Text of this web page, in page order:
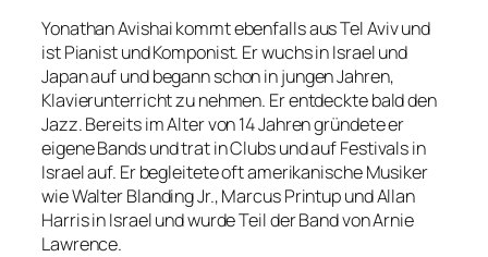
Yonathan Avishai kommt ebenfalls aus Tel Aviv und
ist Pianist und Komponist. Er wuchs in Israel und
Japan auf und begann schon in jungen Jahren,
Klavierunterricht zu nehmen. Er entdeckte bald den
Jazz. Bereits im Alter von 14 Jahren gründete er
eigene Bands und trat in Clubs und auf Festivals in
Israel auf. Er begleitete oft amerikanische Musiker
wie Walter Blanding Jr., Marcus Printup und Allan
Harris in Israel und wurde Teil der Band von Arnie
Lawrence.